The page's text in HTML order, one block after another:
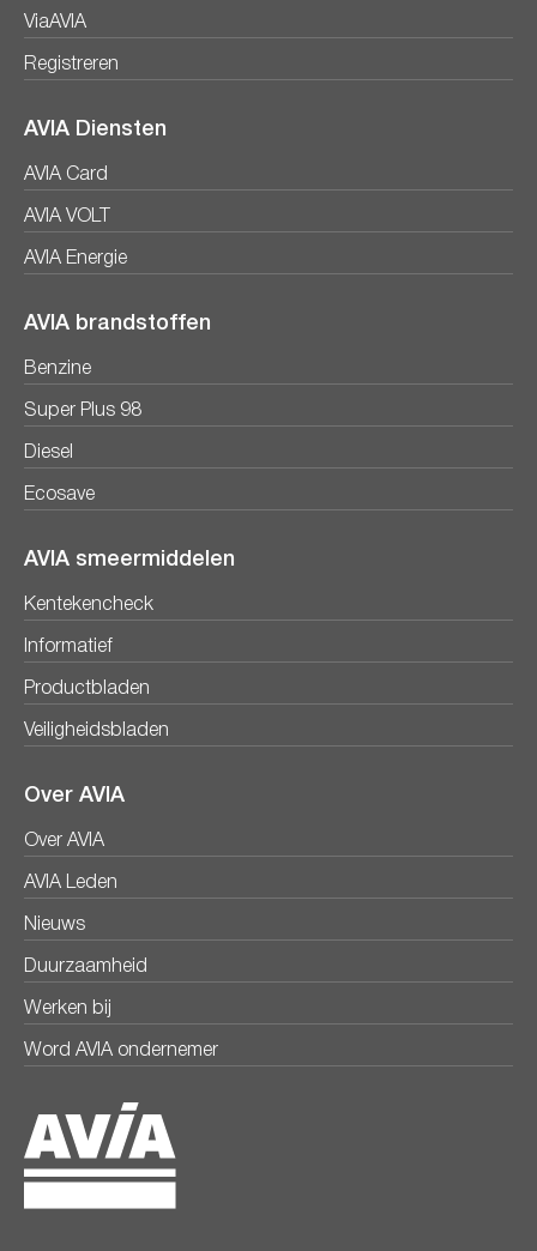
ViaAVIA
Registreren
AVIA Diensten
AVIA Card
AVIA VOLT
AVIA Energie
AVIA brandstoffen
Benzine
Super Plus 98
Diesel
Ecosave
AVIA smeermiddelen
Kentekencheck
Informatief
Productbladen
Veiligheidsbladen
Over AVIA
Over AVIA
AVIA Leden
Nieuws
Duurzaamheid
Werken bij
Word AVIA ondernemer